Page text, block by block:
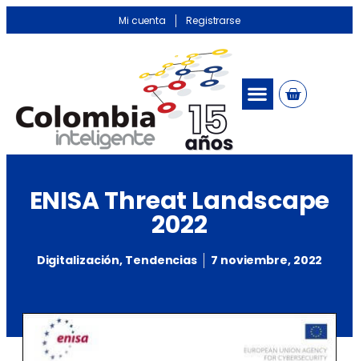
Mi cuenta Registrarse
ENISA Threat Landscape
2022
Digitalización, Tendencias 7 noviembre, 2022